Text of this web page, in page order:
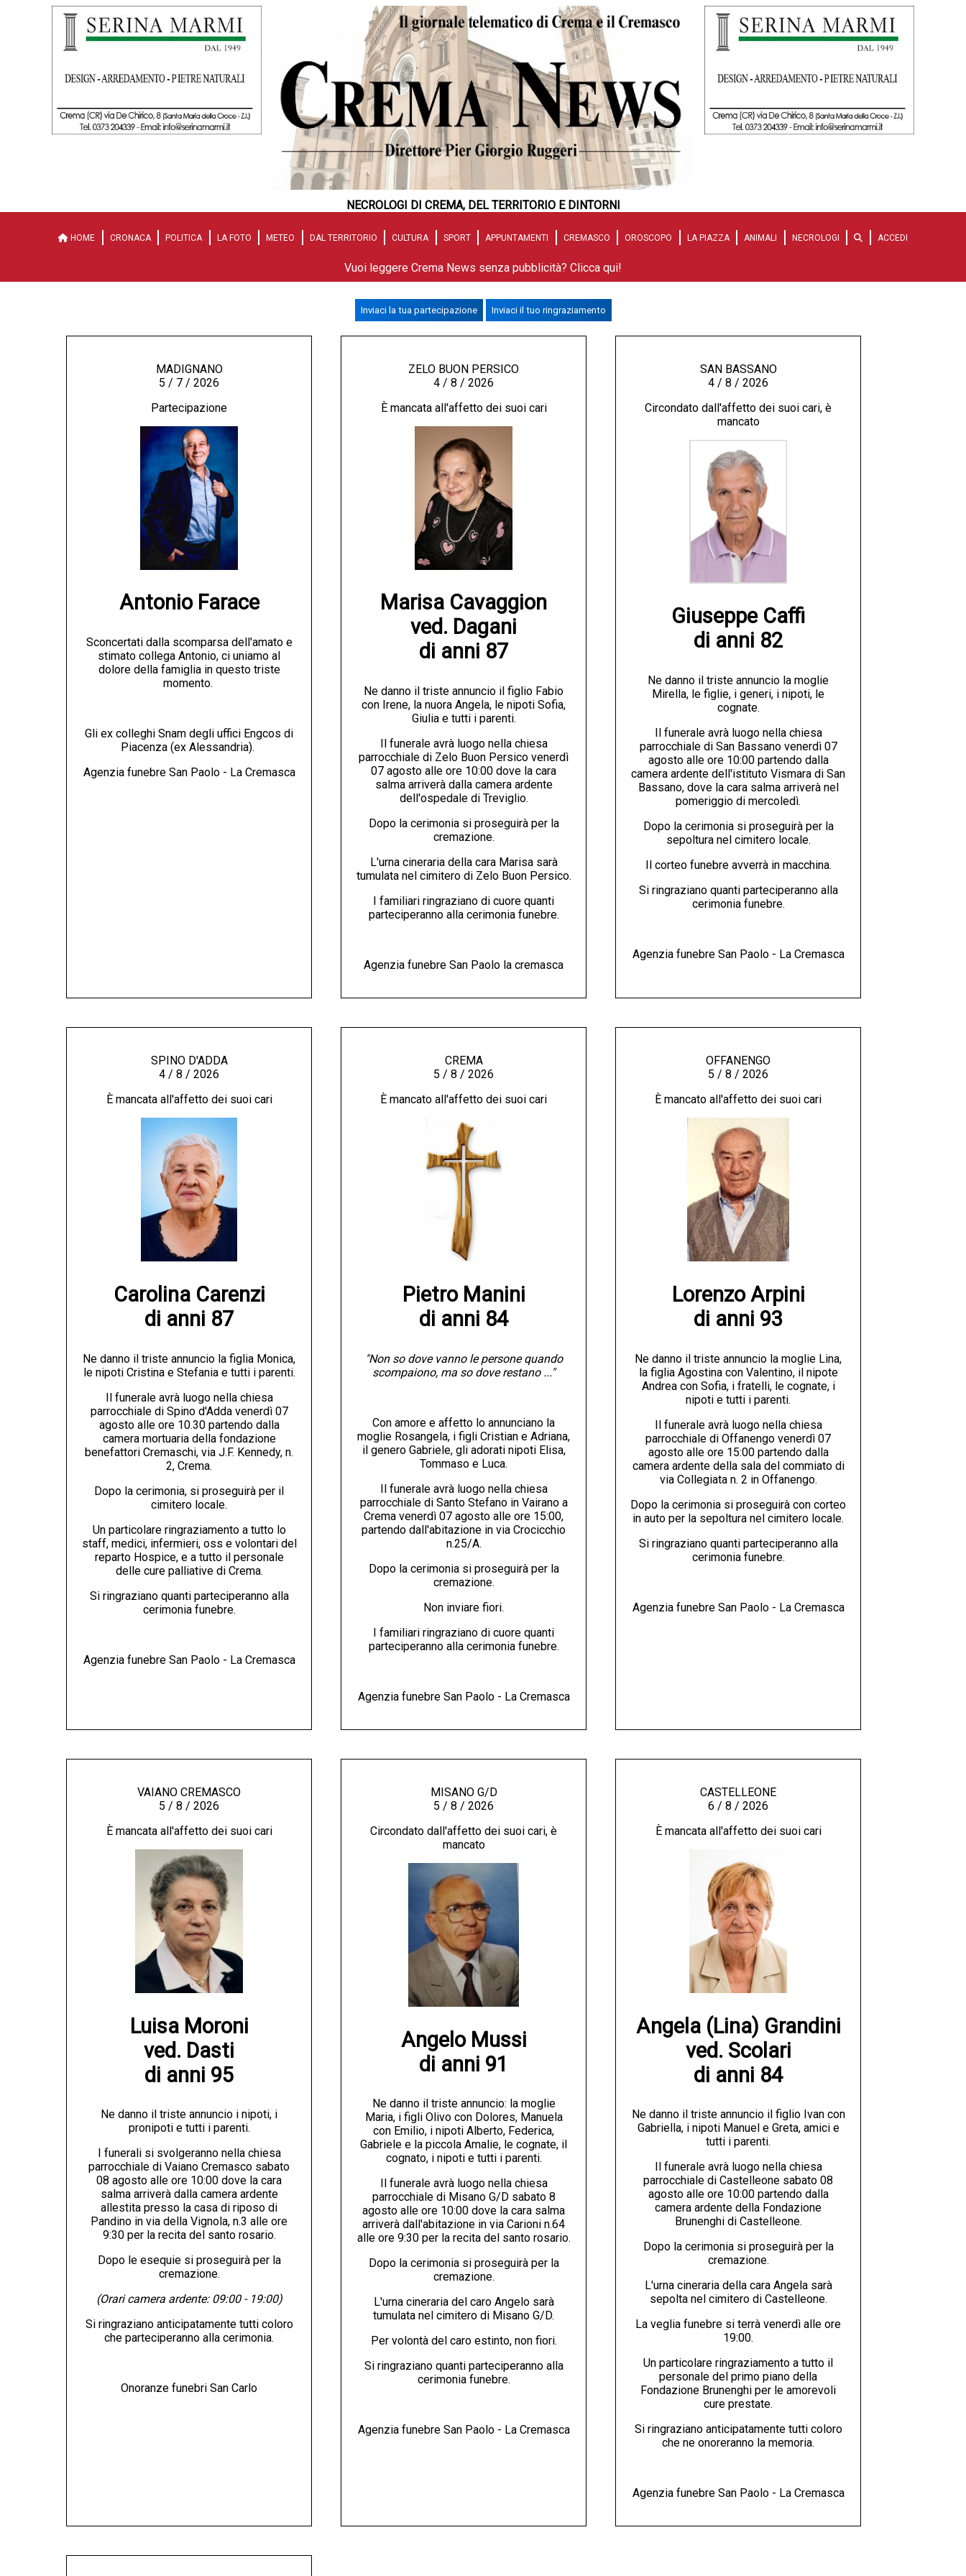
NECROLOGI DI CREMA, DEL TERRITORIO E DINTORNI
HOME CRONACA POLITICA LA FOTO METEO DAL TERRITORIO CULTURA SPORT APPUNTAMENTI CREMASCO OROSCOPO LA PIAZZA ANIMALI NECROLOGI ACCEDI
Vuoi leggere Crema News senza pubblicità? Clicca qui!
Inviaci la tua partecipazione Inviaci il tuo ringraziamento
MADIGNANO
5 / 7 / 2026
Partecipazione
Antonio Farace
Sconcertati dalla scomparsa dell'amato e
stimato collega Antonio, ci uniamo al
dolore della famiglia in questo triste
momento.
Gli ex colleghi Snam degli uffici Engcos di
Piacenza (ex Alessandria).
Agenzia funebre San Paolo - La Cremasca
ZELO BUON PERSICO
4 / 8 / 2026
È mancata all'affetto dei suoi cari
Marisa Cavaggion
ved. Dagani
di anni 87
Ne danno il triste annuncio il figlio Fabio
con Irene, la nuora Angela, le nipoti Sofia,
Giulia e tutti i parenti.
Il funerale avrà luogo nella chiesa
parrocchiale di Zelo Buon Persico venerdì
07 agosto alle ore 10:00 dove la cara
salma arriverà dalla camera ardente
dell'ospedale di Treviglio.
Dopo la cerimonia si proseguirà per la
cremazione.
L'urna cineraria della cara Marisa sarà
tumulata nel cimitero di Zelo Buon Persico.
I familiari ringraziano di cuore quanti
parteciperanno alla cerimonia funebre.
Agenzia funebre San Paolo la cremasca
SAN BASSANO
4 / 8 / 2026
Circondato dall'affetto dei suoi cari, è
mancato
Giuseppe Caffi
di anni 82
Ne danno il triste annuncio la moglie
Mirella, le figlie, i generi, i nipoti, le
cognate.
Il funerale avrà luogo nella chiesa
parrocchiale di San Bassano venerdì 07
agosto alle ore 10:00 partendo dalla
camera ardente dell'istituto Vismara di San
Bassano, dove la cara salma arriverà nel
pomeriggio di mercoledì.
Dopo la cerimonia si proseguirà per la
sepoltura nel cimitero locale.
Il corteo funebre avverrà in macchina.
Si ringraziano quanti parteciperanno alla
cerimonia funebre.
Agenzia funebre San Paolo - La Cremasca
SPINO D'ADDA
4 / 8 / 2026
È mancata all'affetto dei suoi cari
Carolina Carenzi
di anni 87
Ne danno il triste annuncio la figlia Monica,
le nipoti Cristina e Stefania e tutti i parenti.
Il funerale avrà luogo nella chiesa
parrocchiale di Spino d'Adda venerdì 07
agosto alle ore 10.30 partendo dalla
camera mortuaria della fondazione
benefattori Cremaschi, via J.F. Kennedy, n.
2, Crema.
Dopo la cerimonia, si proseguirà per il
cimitero locale.
Un particolare ringraziamento a tutto lo
staff, medici, infermieri, oss e volontari del
reparto Hospice, e a tutto il personale
delle cure palliative di Crema.
Si ringraziano quanti parteciperanno alla
cerimonia funebre.
Agenzia funebre San Paolo - La Cremasca
CREMA
5 / 8 / 2026
È mancato all'affetto dei suoi cari
Pietro Manini
di anni 84
"Non so dove vanno le persone quando
scompaiono, ma so dove restano ..."
Con amore e affetto lo annunciano la
moglie Rosangela, i figli Cristian e Adriana,
il genero Gabriele, gli adorati nipoti Elisa,
Tommaso e Luca.
Il funerale avrà luogo nella chiesa
parrocchiale di Santo Stefano in Vairano a
Crema venerdì 07 agosto alle ore 15:00,
partendo dall'abitazione in via Crocicchio
n.25/A.
Dopo la cerimonia si proseguirà per la
cremazione.
Non inviare fiori.
I familiari ringraziano di cuore quanti
parteciperanno alla cerimonia funebre.
Agenzia funebre San Paolo - La Cremasca
OFFANENGO
5 / 8 / 2026
È mancato all'affetto dei suoi cari
Lorenzo Arpini
di anni 93
Ne danno il triste annuncio la moglie Lina,
la figlia Agostina con Valentino, il nipote
Andrea con Sofia, i fratelli, le cognate, i
nipoti e tutti i parenti.
Il funerale avrà luogo nella chiesa
parrocchiale di Offanengo venerdì 07
agosto alle ore 15:00 partendo dalla
camera ardente della sala del commiato di
via Collegiata n. 2 in Offanengo.
Dopo la cerimonia si proseguirà con corteo
in auto per la sepoltura nel cimitero locale.
Si ringraziano quanti parteciperanno alla
cerimonia funebre.
Agenzia funebre San Paolo - La Cremasca
VAIANO CREMASCO
5 / 8 / 2026
È mancata all'affetto dei suoi cari
Luisa Moroni
ved. Dasti
di anni 95
Ne danno il triste annuncio i nipoti, i
pronipoti e tutti i parenti.
I funerali si svolgeranno nella chiesa
parrocchiale di Vaiano Cremasco sabato
08 agosto alle ore 10:00 dove la cara
salma arriverà dalla camera ardente
allestita presso la casa di riposo di
Pandino in via della Vignola, n.3 alle ore
9:30 per la recita del santo rosario.
Dopo le esequie si proseguirà per la
cremazione.
(Orari camera ardente: 09:00 - 19:00)
Si ringraziano anticipatamente tutti coloro
che parteciperanno alla cerimonia.
Onoranze funebri San Carlo
MISANO G/D
5 / 8 / 2026
Circondato dall'affetto dei suoi cari, è
mancato
Angelo Mussi
di anni 91
Ne danno il triste annuncio: la moglie
Maria, i figli Olivo con Dolores, Manuela
con Emilio, i nipoti Alberto, Federica,
Gabriele e la piccola Amalie, le cognate, il
cognato, i nipoti e tutti i parenti.
Il funerale avrà luogo nella chiesa
parrocchiale di Misano G/D sabato 8
agosto alle ore 10:00 dove la cara salma
arriverà dall'abitazione in via Carioni n.64
alle ore 9:30 per la recita del santo rosario.
Dopo la cerimonia si proseguirà per la
cremazione.
L'urna cineraria del caro Angelo sarà
tumulata nel cimitero di Misano G/D.
Per volontà del caro estinto, non fiori.
Si ringraziano quanti parteciperanno alla
cerimonia funebre.
Agenzia funebre San Paolo - La Cremasca
CASTELLEONE
6 / 8 / 2026
È mancata all'affetto dei suoi cari
Angela (Lina) Grandini
ved. Scolari
di anni 84
Ne danno il triste annuncio il figlio Ivan con
Gabriella, i nipoti Manuel e Greta, amici e
tutti i parenti.
Il funerale avrà luogo nella chiesa
parrocchiale di Castelleone sabato 08
agosto alle ore 10:00 partendo dalla
camera ardente della Fondazione
Brunenghi di Castelleone.
Dopo la cerimonia si proseguirà per la
cremazione.
L'urna cineraria della cara Angela sarà
sepolta nel cimitero di Castelleone.
La veglia funebre si terrà venerdì alle ore
19:00.
Un particolare ringraziamento a tutto il
personale del primo piano della
Fondazione Brunenghi per le amorevoli
cure prestate.
Si ringraziano anticipatamente tutti coloro
che ne onoreranno la memoria.
Agenzia funebre San Paolo - La Cremasca